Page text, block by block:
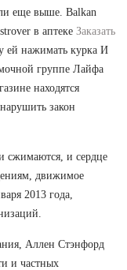
еще выше. Balkan
в аптеке Заказать
ей нажимать курка И
группе Лайфа
находятся
закон
сжимаются, и сердце
движимое
2013 года,
Аллен Стэнфорд
и частных